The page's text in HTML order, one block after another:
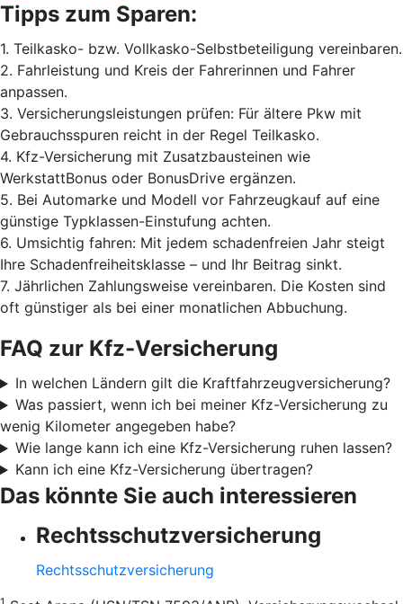
Tipps zum Sparen:
1. Teilkasko- bzw. Vollkasko-Selbstbeteiligung vereinbaren.
2. Fahrleistung und Kreis der Fahrerinnen und Fahrer
anpassen.
3. Versicherungsleistungen prüfen: Für ältere Pkw mit
Gebrauchsspuren reicht in der Regel Teilkasko.
4. Kfz-Versicherung mit Zusatzbausteinen wie
WerkstattBonus oder BonusDrive ergänzen.
5. Bei Automarke und Modell vor Fahrzeugkauf auf eine
günstige Typklassen-Einstufung achten.
6. Umsichtig fahren: Mit jedem schadenfreien Jahr steigt
Ihre Schadenfreiheitsklasse – und Ihr Beitrag sinkt.
7. Jährlichen Zahlungsweise vereinbaren. Die Kosten sind
oft günstiger als bei einer monatlichen Abbuchung.
FAQ zur Kfz-Versicherung
In welchen Ländern gilt die Kraftfahrzeugversicherung?
Was passiert, wenn ich bei meiner Kfz-Versicherung zu
wenig Kilometer angegeben habe?
Wie lange kann ich eine Kfz-Versicherung ruhen lassen?
Kann ich eine Kfz-Versicherung übertragen?
Das könnte Sie auch interessieren
Rechtsschutzversicherung
Rechtsschutzversicherung